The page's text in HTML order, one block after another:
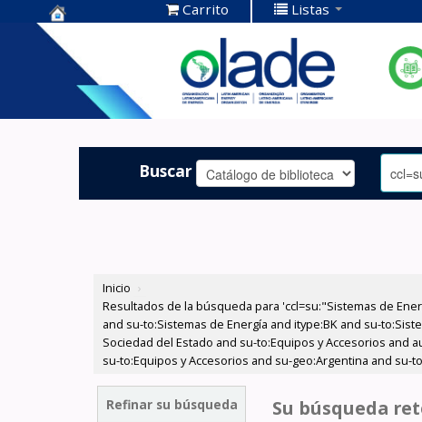
Centro de
Documentación
OLADE -
Carrito Listas
Buscar
Inicio ›
Resultados de la búsqueda para 'ccl=su:"Sistemas de
and su-to:Sistemas de Energía and itype:BK and su-
Sociedad del Estado and su-to:Equipos y Accesorios and
su-to:Equipos y Accesorios and su-geo:Argentina and su-
Refinar su búsqueda Su búsqueda